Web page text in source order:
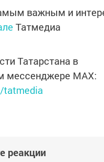
важным и
Татмедиа
Татарстана в
мессенджере MАХ:
tatmedia
реакции